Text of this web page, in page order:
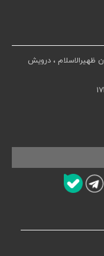
ظهیرالاسلام ، درویش